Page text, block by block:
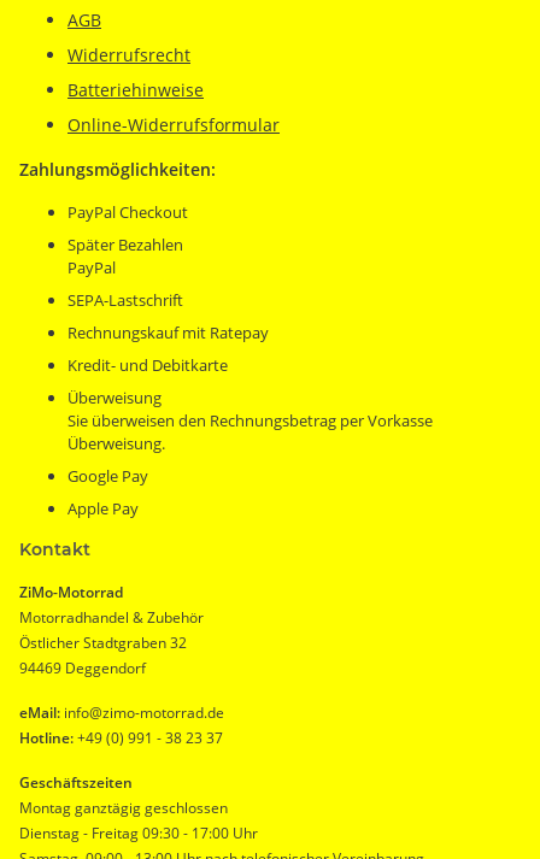
AGB
Widerrufsrecht
Batteriehinweise
Online-Widerrufsformular
Zahlungsmöglichkeiten:
PayPal Checkout
Später Bezahlen
PayPal
SEPA-Lastschrift
Rechnungskauf mit Ratepay
Kredit- und Debitkarte
Überweisung
Sie überweisen den Rechnungsbetrag per Vorkasse
Überweisung.
Google Pay
Apple Pay
Kontakt
ZiMo-Motorrad
Motorradhandel & Zubehör
Östlicher Stadtgraben 32
94469 Deggendorf
eMail: info@zimo-motorrad.de
Hotline:+49 (0) 991 - 38 23 37
Geschäftszeiten
Montag ganztägig geschlossen
Dienstag - Freitag 09:30 - 17:00 Uhr